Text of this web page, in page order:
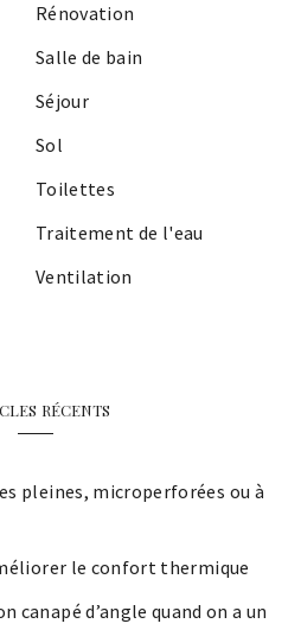
Rénovation
Salle de bain
Séjour
Sol
Toilettes
Traitement de l'eau
Ventilation
récents
pleines, microperforées ou à
le confort thermique
canapé d’angle quand on a un